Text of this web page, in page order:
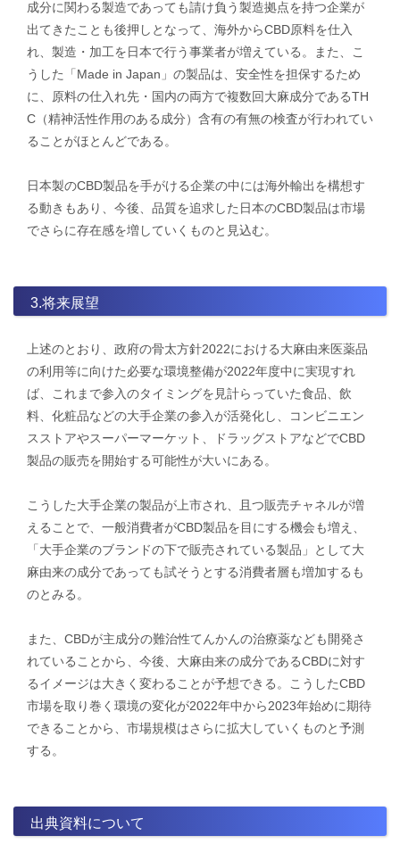
成分に関わる製造であっても請け負う製造拠点を持つ企業が
出てきたことも後押しとなって、海外からCBD原料を仕入
れ、製造・加工を日本で行う事業者が増えている。また、こ
うした「Made in Japan」の製品は、安全性を担保するため
に、原料の仕入れ先・国内の両方で複数回大麻成分であるTH
C（精神活性作用のある成分）含有の有無の検査が行われてい
ることがほとんどである。
​日本製のCBD製品を手がける企業の中には海外輸出を構想す
る動きもあり、今後、品質を追求した日本のCBD製品は市場
でさらに存在感を増していくものと見込む。
3.将来展望
上述のとおり、政府の骨太方針2022における大麻由来医薬品
の利用等に向けた必要な環境整備が2022年度中に実現すれ
ば、これまで参入のタイミングを見計らっていた食品、飲
料、化粧品などの大手企業の参入が活発化し、コンビニエン
スストアやスーパーマーケット、ドラッグストアなどでCBD
製品の販売を開始する可能性が大いにある。
こうした大手企業の製品が上市され、且つ販売チャネルが増
えることで、一般消費者がCBD製品を目にする機会も増え、
「大手企業のブランドの下で販売されている製品」として大
麻由来の成分であっても試そうとする消費者層も増加するも
のとみる。
​また、CBDが主成分の難治性てんかんの治療薬なども開発さ
れていることから、今後、大麻由来の成分であるCBDに対す
るイメージは大きく変わることが予想できる。こうしたCBD
市場を取り巻く環境の変化が2022年中から2023年始めに期待
できることから、市場規模はさらに拡大していくものと予測
する。
出典資料について